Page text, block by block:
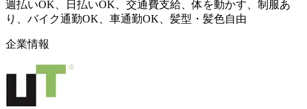
週払いOK、日払いOK、交通費支給、体を動かす、制服あ
り、バイク通勤OK、車通勤OK、髪型・髪色自由
企業情報